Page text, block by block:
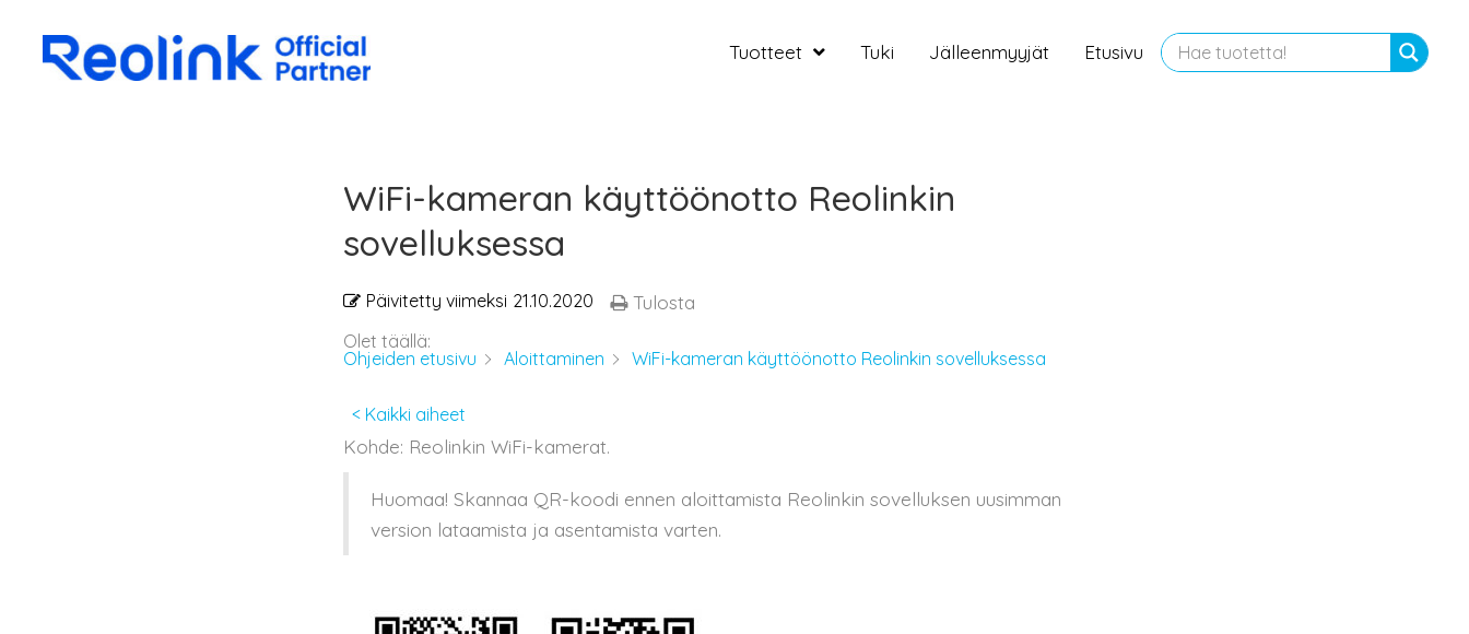
Tuotteet Tuki Jälleenmyyjät Etusivu
WiFi-kameran käyttöönotto Reolinkin
sovelluksessa
Päivitetty viimeksi 21.10.2020 Tulosta
Olet täällä:
Ohjeiden etusivu
Aloittaminen WiFi-kameran käyttöönotto Reolinkin sovelluksessa
< Kaikki aiheet
Kohde: Reolinkin WiFi-kamerat.
Huomaa! Skannaa QR-koodi ennen aloittamista Reolinkin sovelluksen uusimman
version lataamista ja asentamista varten.